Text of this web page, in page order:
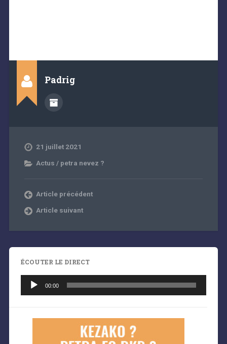
Padrig
21 juillet 2021
Actus / petra nevez ?
Article précédent
Article suivant
ÉCOUTER LE DIRECT
audio
00:00